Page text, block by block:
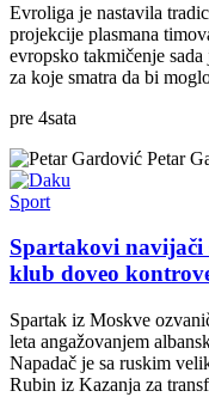
Evroliga je nastavila
projekcije plasmana
evropsko takmičenje
za koje smatra da bi
pre 4sata
Petar
Sport
Spartakovi navijači
klub doveo
Spartak iz Moskve
leta angažovanjem
Napadač je sa ruskim
Rubin iz Kazanja za